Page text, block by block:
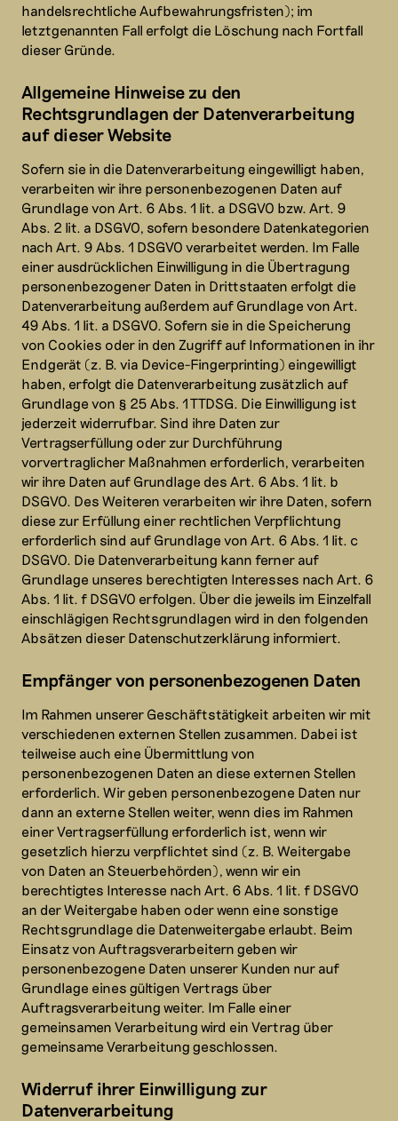
handelsrechtliche Aufbewahrungsfristen); im
letztgenannten Fall erfolgt die Löschung nach Fortfall
dieser Gründe.
Allgemeine Hinweise zu den
Rechtsgrundlagen der Datenverarbeitung
auf dieser Website
Sofern sie in die Datenverarbeitung eingewilligt haben,
verarbeiten wir ihre personenbezogenen Daten auf
Grundlage von Art. 6 Abs. 1 lit. a DSGVO bzw. Art. 9
Abs. 2 lit. a DSGVO, sofern besondere Datenkategorien
nach Art. 9 Abs. 1 DSGVO verarbeitet werden. Im Falle
einer ausdrücklichen Einwilligung in die Übertragung
personenbezogener Daten in Drittstaaten erfolgt die
Datenverarbeitung außerdem auf Grundlage von Art.
49 Abs. 1 lit. a DSGVO. Sofern sie in die Speicherung
von Cookies oder in den Zugriff auf Informationen in ihr
Endgerät (z. B. via Device-Fingerprinting) eingewilligt
haben, erfolgt die Datenverarbeitung zusätzlich auf
Grundlage von § 25 Abs. 1 TTDSG. Die Einwilligung ist
jederzeit widerrufbar. Sind ihre Daten zur
Vertragserfüllung oder zur Durchführung
vorvertraglicher Maßnahmen erforderlich, verarbeiten
wir ihre Daten auf Grundlage des Art. 6 Abs. 1 lit. b
DSGVO. Des Weiteren verarbeiten wir ihre Daten, sofern
diese zur Erfüllung einer rechtlichen Verpflichtung
erforderlich sind auf Grundlage von Art. 6 Abs. 1 lit. c
DSGVO. Die Datenverarbeitung kann ferner auf
Grundlage unseres berechtigten Interesses nach Art. 6
Abs. 1 lit. f DSGVO erfolgen. Über die jeweils im Einzelfall
einschlägigen Rechtsgrundlagen wird in den folgenden
Absätzen dieser Datenschutzerklärung informiert.
Empfänger von personenbezogenen Daten
Im Rahmen unserer Geschäftstätigkeit arbeiten wir mit
verschiedenen externen Stellen zusammen. Dabei ist
teilweise auch eine Übermittlung von
personenbezogenen Daten an diese externen Stellen
erforderlich. Wir geben personenbezogene Daten nur
dann an externe Stellen weiter, wenn dies im Rahmen
einer Vertragserfüllung erforderlich ist, wenn wir
gesetzlich hierzu verpflichtet sind (z. B. Weitergabe
von Daten an Steuerbehörden), wenn wir ein
berechtigtes Interesse nach Art. 6 Abs. 1 lit. f DSGVO
an der Weitergabe haben oder wenn eine sonstige
Rechtsgrundlage die Datenweitergabe erlaubt. Beim
Einsatz von Auftragsverarbeitern geben wir
personenbezogene Daten unserer Kunden nur auf
Grundlage eines gültigen Vertrags über
Auftragsverarbeitung weiter. Im Falle einer
gemeinsamen Verarbeitung wird ein Vertrag über
gemeinsame Verarbeitung geschlossen.
Widerruf ihrer Einwilligung zur
Datenverarbeitung